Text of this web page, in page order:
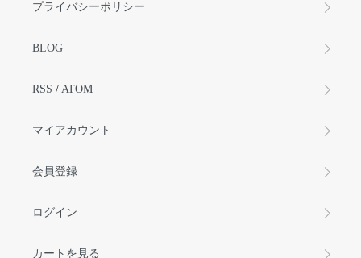
プライバシーポリシー
BLOG
RSS / ATOM
マイアカウント
会員登録
ログイン
カートを見る